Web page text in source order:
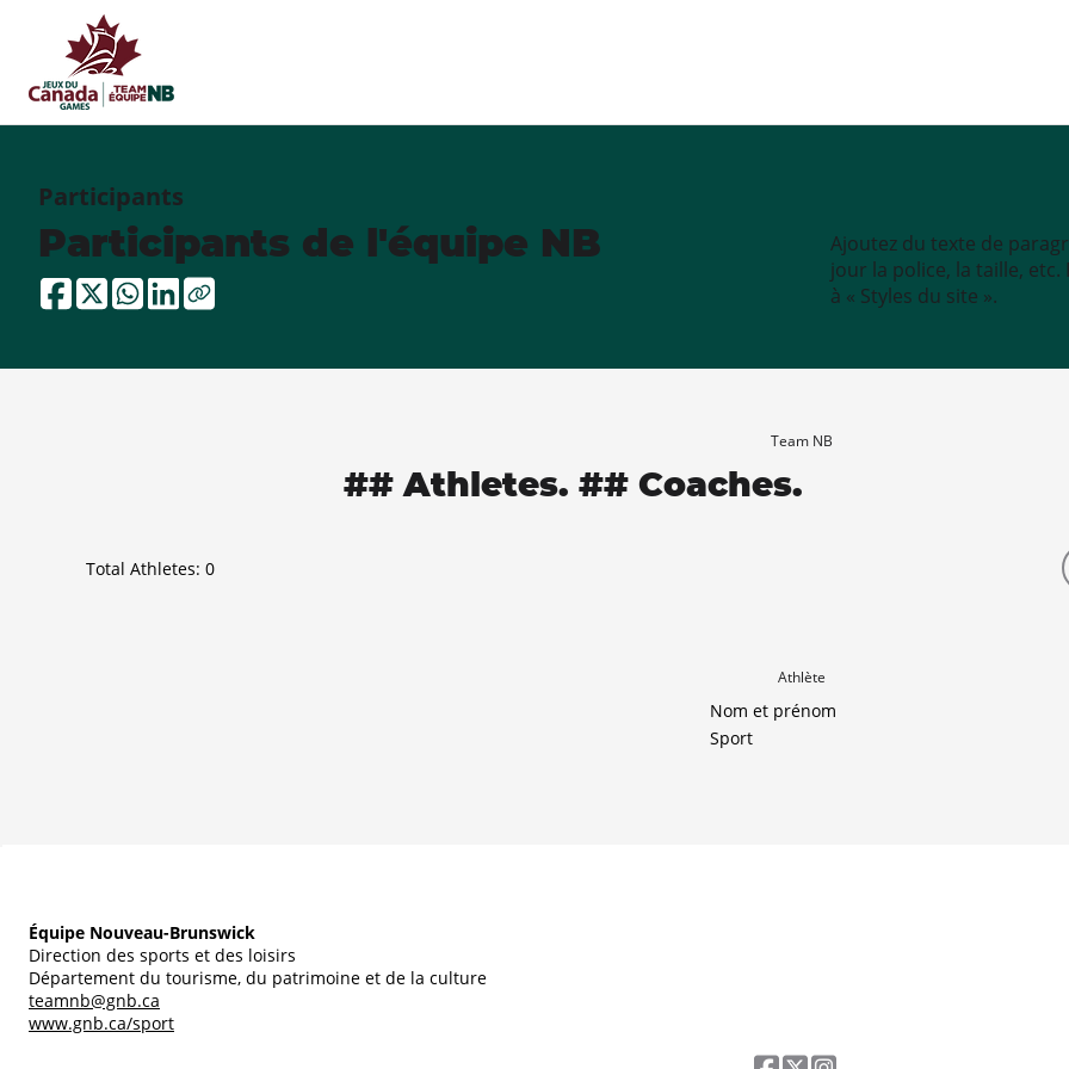
Participants
Participants de l'équipe NB
Ajoutez du texte de
jour la police, la taille,
à « Styles du site ».
Team NB
## Athletes. ## Coaches.
Total Athletes: 0
Athlète
Nom et prénom
Sport
Équipe Nouveau-Brunswick
Direction des sports et des loisirs
Département du tourisme, du patrimoine et de la culture
teamnb@gnb.ca
www.gnb.ca/sport